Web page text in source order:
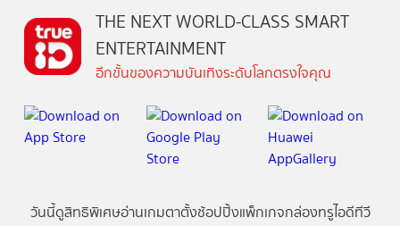
THE NEXT WORLD-CLASS SMART
ENTERTAINMENT
อีกขั้นของความบันเทิงระดับโลกตรงใจคุณ
วันนี้ดูสิทธิพิเศษอ่านเกมตาตั้งช้อปปิ้งแพ็กเกจกล่องทรูไอดีทีวี